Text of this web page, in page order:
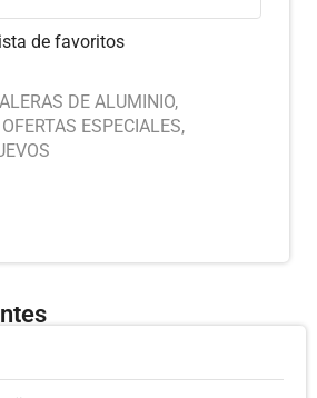
de favoritos
DE ALUMINIO,
OFERTAS ESPECIALES,